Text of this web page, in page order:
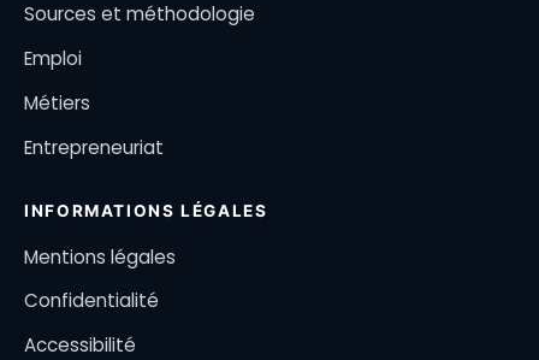
Sources et méthodologie
Emploi
Métiers
Entrepreneuriat
INFORMATIONS LÉGALES
Mentions légales
Confidentialité
Accessibilité